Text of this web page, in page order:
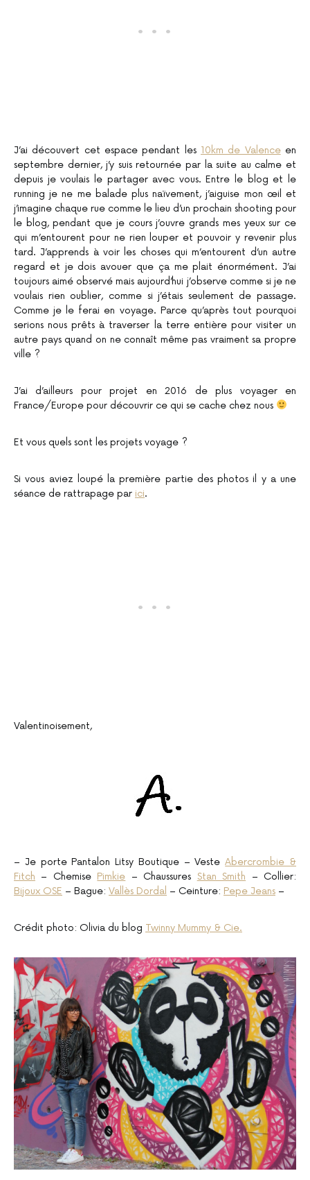
J’ai découvert cet espace pendant les 10km de Valenceen
septembre dernier, j’y suis retournée par la suite au calme et
depuis je voulais le partager avec vous. Entre le blog et le
running je ne me balade plus naïvement, j’aiguise mon œil et
j’imagine chaque rue comme le lieu d’un prochain shooting pour
le blog, pendant que je cours j’ouvre grands mes yeux sur ce
qui m’entourent pour ne rien louper et pouvoir y revenir plus
tard. J’apprends à voir les choses qui m’entourent d’un autre
regard et je dois avouer que ça me plait énormément. J’ai
toujours aimé observé mais aujourd’hui j’observe comme si je ne
voulais rien oublier, comme si j’étais seulement de passage.
Comme je le ferai en voyage. Parce qu’après tout pourquoi
serions nous prêts à traverser la terre entière pour visiter un
autre pays quand on ne connaît même pas vraiment sa propre
ville ?
J’ai d’ailleurs pour projet en 2016 de plus voyager en
France/Europe pour découvrir ce qui se cache chez nous
Et vous quels sont les projets voyage ?
Si vous aviez loupé la première partie des photos il y a une
séance de rattrapage par ici.
Valentinoisement,
– Je porte Pantalon Litsy Boutique – VesteAbercrombie &
Fitch – Chemise Pimkie – Chaussures Stan Smith – Collier:
Bijoux OSE – Bague: Vallès Dordal – Ceinture: Pepe Jeans –
Crédit photo: Olivia du blog Twinny Mummy & Cie.